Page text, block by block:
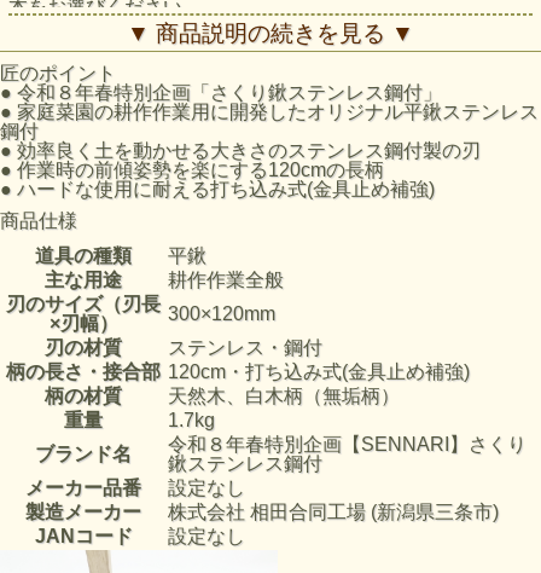
本をお選びください。
▼ 商品説明の続きを見る ▼
匠のポイント
● 令和８年春特別企画「さくり鍬ステンレス鋼付」
● 家庭菜園の耕作作業用に開発したオリジナル平鍬ステンレス
鋼付
● 効率良く土を動かせる大きさのステンレス鋼付製の刃
● 作業時の前傾姿勢を楽にする120cmの長柄
● ハードな使用に耐える打ち込み式(金具止め補強)
商品仕様
道具の種類
平鍬
主な用途
耕作作業全般
刃のサイズ（刃長
×刃幅）
300×120mm
刃の材質
ステンレス・鋼付
柄の長さ・接合部 120cm・打ち込み式(金具止め補強)
柄の材質
天然木、白木柄（無垢柄）
重量
1.7kg
ブランド名
令和８年春特別企画【SENNARI】さくり
鍬ステンレス鋼付
メーカー品番
設定なし
製造メーカー
株式会社 相田合同工場 (新潟県三条市)
JANコード
設定なし